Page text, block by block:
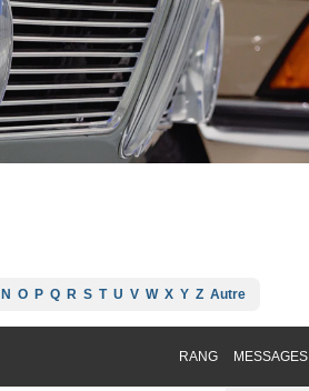
N O P Q R S T U V W X Y Z Autre
RANG MESSAGES